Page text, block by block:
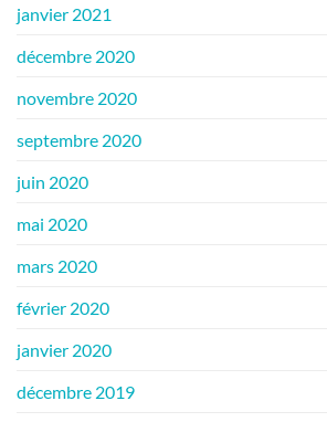
janvier 2021
décembre 2020
novembre 2020
septembre 2020
juin 2020
mai 2020
mars 2020
février 2020
janvier 2020
décembre 2019